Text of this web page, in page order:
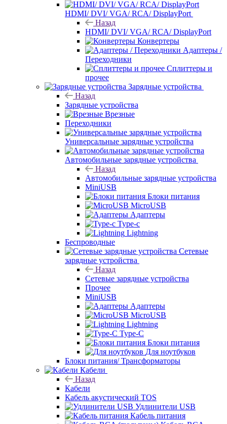
HDMI/ DVI/ VGA/ RCA/ DisplayPort
Назад
HDMI/ DVI/ VGA/ RCA/ DisplayPort
Конвертеры
Адаптеры /
Переходники
Сплиттеры и
прочее
Зарядные устройства
Назад
Зарядные устройства
Врезные
Переходники
Универсальные зарядные устройства
Автомобильные зарядные устройства
Назад
Автомобильные зарядные устройства
MiniUSB
Блоки питания
MicroUSB
Адаптеры
Type-c
Lightning
Беспроводные
Сетевые
зарядные устройства
Назад
Сетевые зарядные устройства
Прочее
MiniUSB
Адаптеры
MicroUSB
Lightning
Type-C
Блоки питания
Для ноутбуков
Блоки питания/ Трансформаторы
Кабели
Назад
Кабели
Кабель акустический TOS
Удлинители USB
Кабель питания